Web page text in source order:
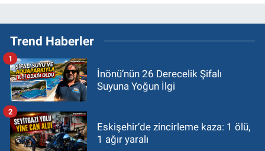
Trend Haberler
İnönü’nün 26 Derecelik Şifalı
Suyuna Yoğun İlgi
1
Eskişehir’de zincirleme kaza: 1 ölü,
1 ağır yaralı
2